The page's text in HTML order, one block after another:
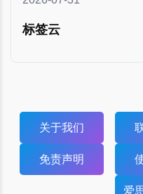
标签云
关于我们
免责声明
爱